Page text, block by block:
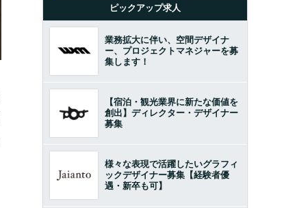
ピックアップ求人
業務拡大に伴い、空間デザイナ
ー、プロジェクトマネジャーを募
集します！
【宿泊・観光業界に新たな価値を
創出】ディレクター・デザイナー
募集
様々な表現で活躍したいグラフィ
ックデザイナー募集【経験者優
遇・新卒も可】